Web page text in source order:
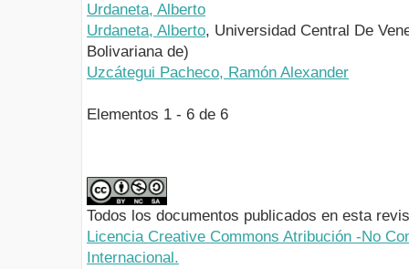
Urdaneta, Alberto
Urdaneta, Alberto, Universidad Central De
Bolivariana de)
Uzcátegui Pacheco, Ramón Alexander
Elementos 1 - 6 de 6
Todos los documentos publicados en esta
Licencia Creative Commons Atribución -No
Internacional.